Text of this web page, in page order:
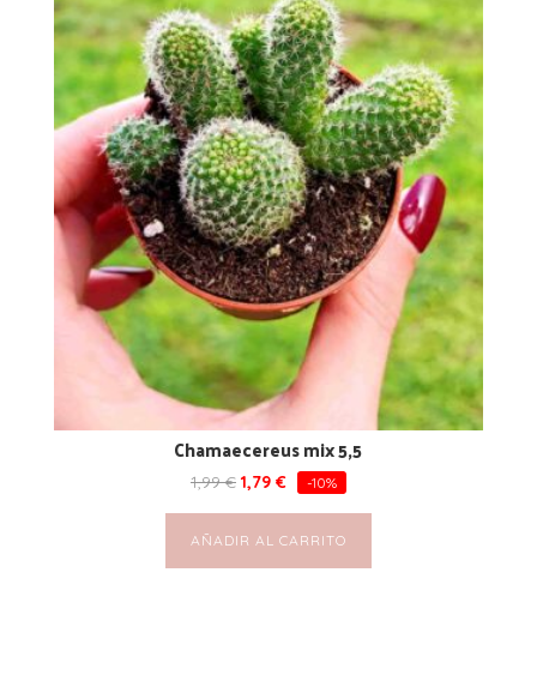
Chamaecereus mix 5,5
1,99€ 1,79 € -10%
AÑADIR AL CARRITO